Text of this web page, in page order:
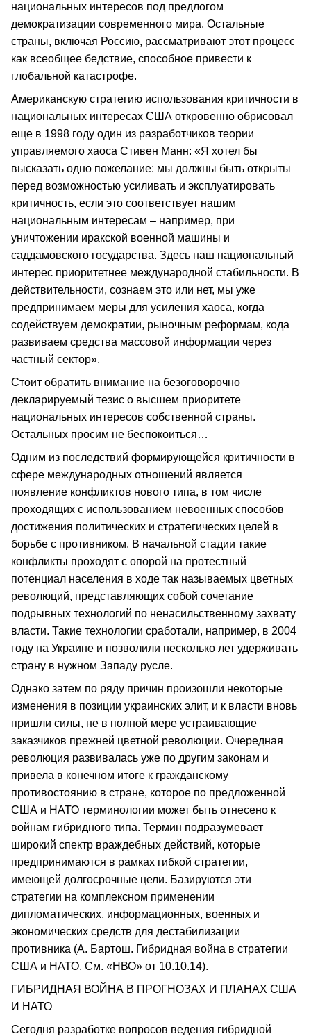
национальных интересов под предлогом
демократизации современного мира. Остальные
страны, включая Россию, рассматривают этот процесс
как всеобщее бедствие, способное привести к
глобальной катастрофе.
Американскую стратегию использования критичности в
национальных интересах США откровенно обрисовал
еще в 1998 году один из разработчиков теории
управляемого хаоса Стивен Манн: «Я хотел бы
высказать одно пожелание: мы должны быть открыты
перед возможностью усиливать и эксплуатировать
критичность, если это соответствует нашим
национальным интересам – например, при
уничтожении иракской военной машины и
саддамовского государства. Здесь наш национальный
интерес приоритетнее международной стабильности. В
действительности, сознаем это или нет, мы уже
предпринимаем меры для усиления хаоса, когда
содействуем демократии, рыночным реформам, кода
развиваем средства массовой информации через
частный сектор».
Стоит обратить внимание на безоговорочно
декларируемый тезис о высшем приоритете
национальных интересов собственной страны.
Остальных просим не беспокоиться…
Одним из последствий формирующейся критичности в
сфере международных отношений является
появление конфликтов нового типа, в том числе
проходящих с использованием невоенных способов
достижения политических и стратегических целей в
борьбе с противником. В начальной стадии такие
конфликты проходят с опорой на протестный
потенциал населения в ходе так называемых цветных
революций, представляющих собой сочетание
подрывных технологий по ненасильственному захвату
власти. Такие технологии сработали, например, в 2004
году на Украине и позволили несколько лет удерживать
страну в нужном Западу русле.
Однако затем по ряду причин произошли некоторые
изменения в позиции украинских элит, и к власти вновь
пришли силы, не в полной мере устраивающие
заказчиков прежней цветной революции. Очередная
революция развивалась уже по другим законам и
привела в конечном итоге к гражданскому
противостоянию в стране, которое по предложенной
США и НАТО терминологии может быть отнесено к
войнам гибридного типа. Термин подразумевает
широкий спектр враждебных действий, которые
предпринимаются в рамках гибкой стратегии,
имеющей долгосрочные цели. Базируются эти
стратегии на комплексном применении
дипломатических, информационных, военных и
экономических средств для дестабилизации
противника (А. Бартош. Гибридная война в стратегии
США и НАТО. См. «НВО» от 10.10.14).
ГИБРИДНАЯ ВОЙНА В ПРОГНОЗАХ И ПЛАНАХ США
И НАТО
Сегодня разработке вопросов ведения гибридной